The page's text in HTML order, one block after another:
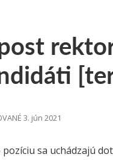
3. jún 2021
sa uchádzajú